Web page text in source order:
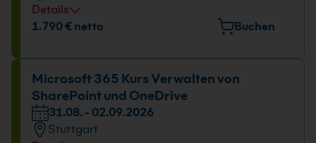
Details
Veranstaltungsort
Datum und Uhrzeit
31.08. - 02.09.2026
09:00 - 16:00 Uhr
1.790 € netto Buchen
Microsoft 365 Kurs Verwalten von
SharePoint und OneDrive
31.08. - 02.09.2026
Stuttgart